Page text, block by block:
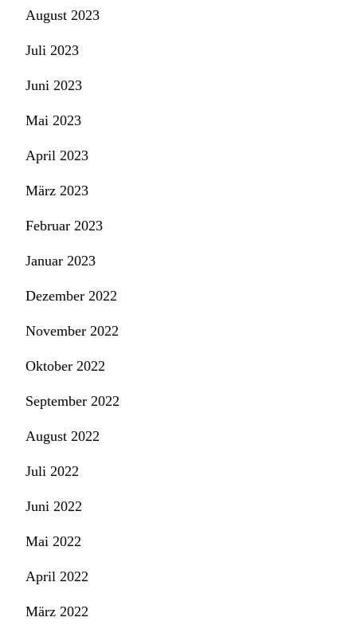
August 2023
Juli 2023
Juni 2023
Mai 2023
April 2023
März 2023
Februar 2023
Januar 2023
Dezember 2022
November 2022
Oktober 2022
September 2022
August 2022
Juli 2022
Juni 2022
Mai 2022
April 2022
März 2022